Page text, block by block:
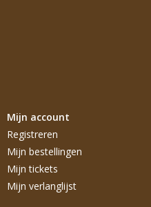
Mijn account
Registreren
Mijn bestellingen
Mijn tickets
Mijn verlanglijst